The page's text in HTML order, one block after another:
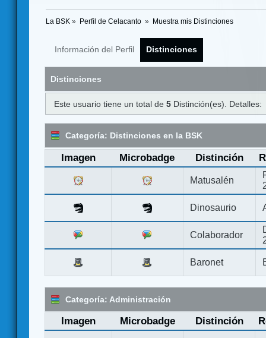
La BSK » Perfil de Celacanto » Muestra mis Distinciones
Información del Perfil Distinciones
Distinciones
Este usuario tiene un total de5 Distinción(es). Detalles:
Categoría: Distinciones en la BSK
Imagen Microbadge Distinción
Matusalén
Dinosaurio
Colaborador
Baronet
Categoría: Administración
Imagen Microbadge Distinción